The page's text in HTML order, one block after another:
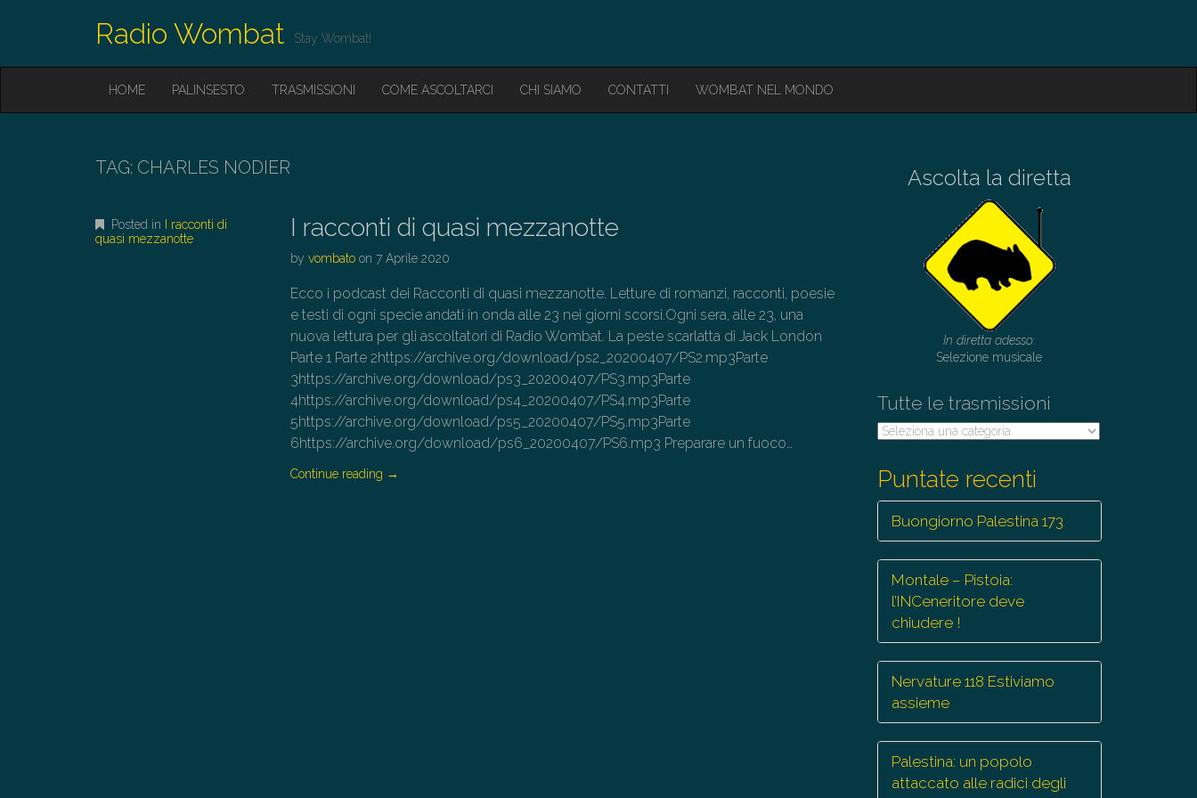
Radio Wombat Stay Wombat!
M
N
M
N
U
O
C
T
E
HOME PALINSESTO TRASMISSIONI COME ASCOLTARCI CHI SIAMO CONTATTI WOMBAT NEL MONDO
TAG: CHARLES NODIER
Posted in
I racconti di
quasi mezzanotte
I racconti di quasi mezzanotte
byvombato on7 Aprile 2020
Ecco i podcast dei Racconti di quasi mezzanotte. Letture di romanzi, racconti, poesie
e testi di ogni specie andati in onda alle 23 nei giorni scorsi.Ogni sera, alle 23, una
nuova lettura per gli ascoltatori di Radio Wombat. La peste scarlatta di Jack London
Parte 1 Parte 2https://archive.org/download/ps2_20200407/PS2.mp3Parte
3https://archive.org/download/ps3_20200407/PS3.mp3Parte
4https://archive.org/download/ps4_20200407/PS4.mp3Parte
5https://archive.org/download/ps5_20200407/PS5.mp3Parte
6https://archive.org/download/ps6_20200407/PS6.mp3 Preparare un fuoco…
Continue reading →
Ascolta la diretta
In diretta adesso:
Selezione musicale
Tutte le trasmissioni
Tutte
Puntate recenti
Buongiorno Palestina 173
Montale – Pistoia:
l’INCeneritore deve
chiudere !
Nervature 118 Estiviamo
assieme
Palestina: un popolo
attaccato alle radici degli